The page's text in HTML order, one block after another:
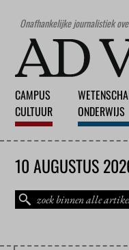
Onafhankelijke journalistiek
CAMPUS
CULTUUR
ONDERWIJS
10 AUGUSTUS